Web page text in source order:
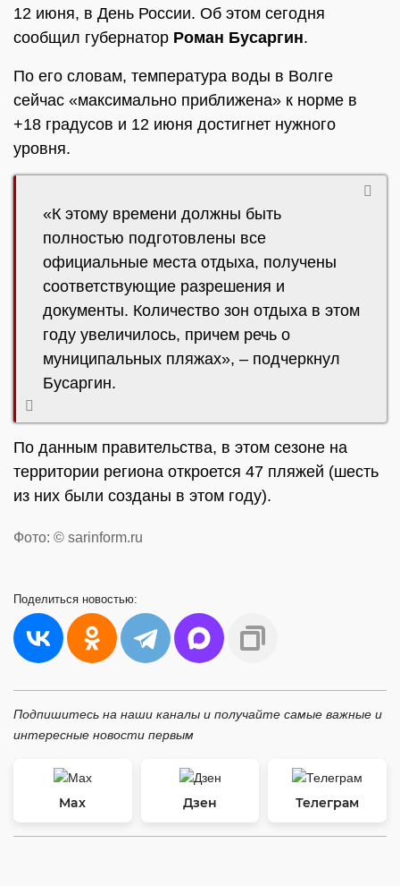
12 июня, в День России. Об этом сегодня
сообщил губернатор Роман Бусаргин.
По его словам, температура воды в Волге
сейчас «максимально приближена» к норме в
+18 градусов и 12 июня достигнет нужного
уровня.
«К этому времени должны быть
полностью подготовлены все
официальные места отдыха, получены
соответствующие разрешения и
документы. Количество зон отдыха в этом
году увеличилось, причем речь о
муниципальных пляжах», – подчеркнул
Бусаргин.
По данным правительства, в этом сезоне на
территории региона откроется 47 пляжей (шесть
из них были созданы в этом году).
Фото: © sarinform.ru
Поделиться новостью:
Подпишитесь на наши каналы и получайте самые важные и
интересные новости первым
Max Дзен Телеграм